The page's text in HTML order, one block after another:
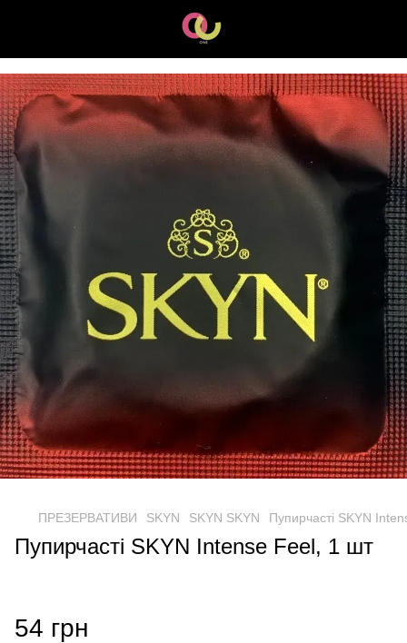
ПРЕЗЕРВАТИВИ SKYN SKYN SKYN Пупирчасті SKYN
Пупирчасті SKYN Intense Feel, 1 шт
54 грн